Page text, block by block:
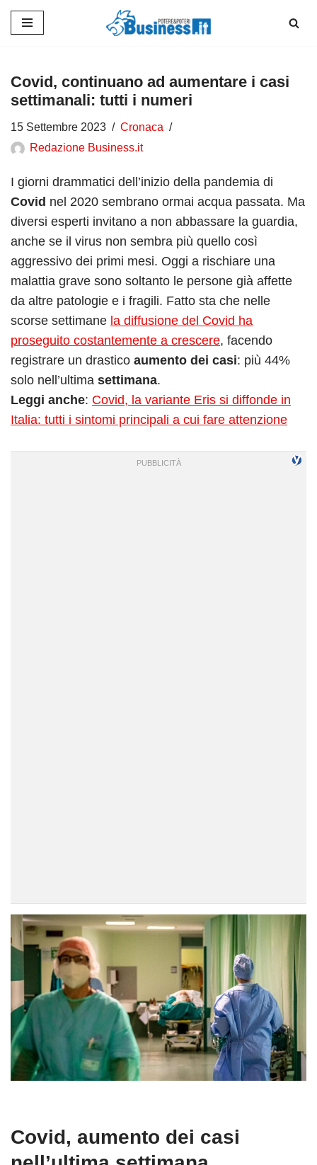
contenuto
Covid, continuano ad aumentare i casi
settimanali: tutti i numeri
15 Settembre 2023
Cronaca
Redazione Business.it
I giorni drammatici dell’inizio della pandemia di
Covid nel 2020 sembrano ormai acqua passata. Ma
diversi esperti invitano a non abbassare la guardia,
anche se il virus non sembra più quello così
aggressivo dei primi mesi. Oggi a rischiare una
malattia grave sono soltanto le persone già affette
da altre patologie e i fragili. Fatto sta che nelle
scorse settimane la diffusione del Covid ha
proseguito costantemente a crescere, facendo
registrare un drastico aumento dei casi: più 44%
solo nell’ultima settimana.
Leggi anche: Covid, la variante Eris si diffonde in
Italia: tutti i sintomi principali a cui fare attenzione
Covid, aumento dei casi